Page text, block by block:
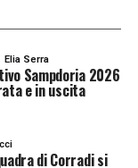
NEWS
Elia Serra
Sampdoria 2026
e in uscita
di Corradi si